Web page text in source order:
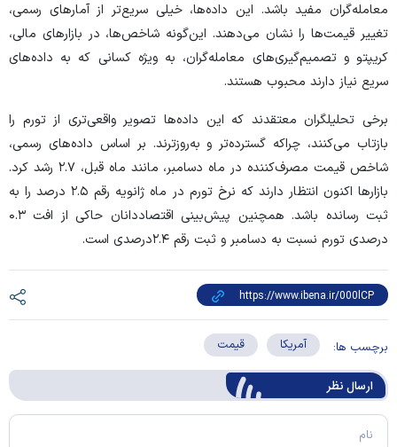
معامله‌گران مفید باشد. این داده‌ها، خیلی سریع‌تر از آمار‌های رسمی،
تغییر قیمت‌ها را نشان می‌دهند. این‌گونه شاخص‌ها، در بازار‌های مالی،
کریپتو و تصمیم‌گیری‌های معامله‌گران، به ویژه کسانی که به داده‌های
سریع نیاز دارند محبوب هستند.
برخی تحلیلگران معتقدند که این داده‌ها تصویر واقعی‌تری از تورم را
بازتاب می‌کنند، چراکه گسترده‌تر و به‌روزترند. بر اساس داده‌های رسمی،
شاخص قیمت مصرف‌کننده در ماه دسامبر، مانند ماه قبل، ۲.۷ رشد کرد.
بازار‌ها اکنون انتظار دارند که نرخ تورم در ماه ژانویه رقم ۲.۵ درصد را به
ثبت رسانده باشد. همچنین پیش‌بینی اقتصاددانان حاکی از افت ۰.۳
درصدی تورم نسبت به دسامبر و ثبت رقم ۲.۴درصدی است.
برچسب ها: آمریکا قیمت
ارسال‌ نظر